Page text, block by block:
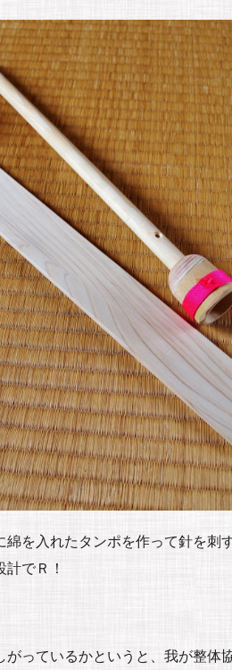
を入れたタンポを作って針を刺
でＲ！
っているかというと、我が整体